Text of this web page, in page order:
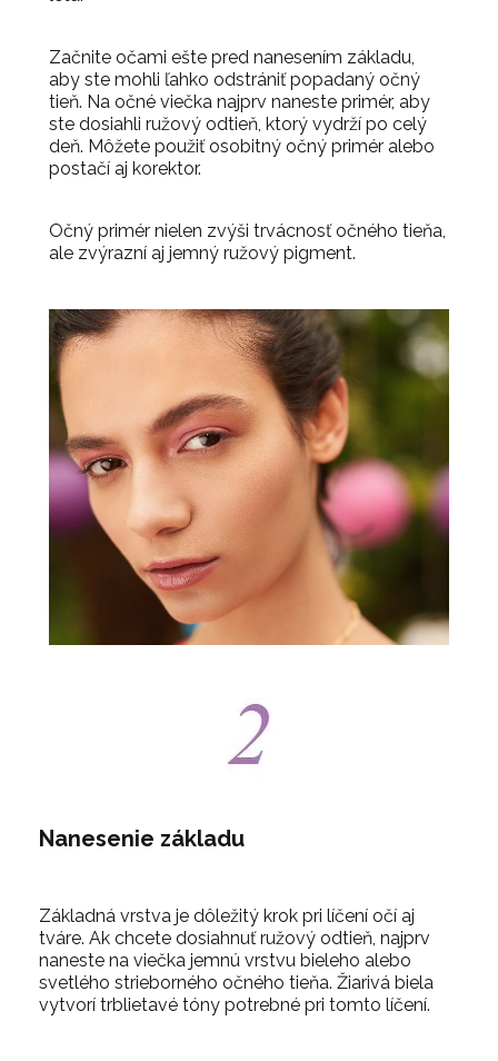
Začnite očami ešte pred nanesením základu,
aby ste mohli ľahko odstrániť popadaný očný
tieň. Na očné viečka najprv naneste primér, aby
ste dosiahli ružový odtieň, ktorý vydrží po celý
deň. Môžete použiť osobitný očný primér alebo
postačí aj korektor.
Očný primér nielen zvýši trvácnosť očného tieňa,
ale zvýrazní aj jemný ružový pigment.
Nanesenie základu
Základná vrstva je dôležitý krok pri líčení očí aj
tváre. Ak chcete dosiahnuť ružový odtieň, najprv
naneste na viečka jemnú vrstvu bieleho alebo
svetlého strieborného očného tieňa. Žiarivá biela
vytvorí trblietavé tóny potrebné pri tomto líčení.